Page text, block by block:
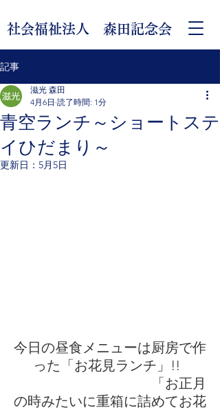
社会福祉法人 森田記念会
記事
青空ランチ～ショートステ
イひだまり～
滋光 森田
4月6日 読了時間: 1分
更新日： 5月5日
今日の昼食メニューは厨房で作
った「お花見ランチ」!!
「お正月
の時みたいに重箱に詰めてお花